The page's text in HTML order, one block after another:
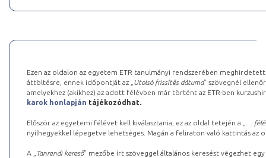
Ezen az oldalon az egyetem ETR tanulmányi rendszerében
áttöltésre, ennek időpontját az „ Utolsó frissítés dátuma” szövegnél
amelyekhez (akikhez) az adott félévben már történt az ETR-ben
karok honlapján tájékozódhat.
Először az egyetemi félévet kell kiválasztania, ez az oldal tetején a „
…
nyílhegyekkel lépegetve lehetséges. Magán a feliraton való kattintás az
A „ Tanrendi kereső” mezőbe írt szöveggel általános keresést végezhet